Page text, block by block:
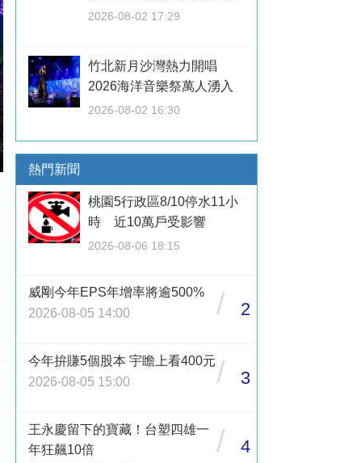
2026-08-02 17:29
竹北新月沙灣熱力開唱
2026海洋音樂祭萬人湧入
2026-08-02 16:30
熱門新聞
桃園5行政區8/10停水11小
時 近10萬戶受影響
2026-08-06 18:15
威剛今年EPS年增率將逾500%
2026-08-05 14:00
/ 2
今年拚賺5個股本 宇瞻上看400元
2026-08-05 15:00
/ 3
王永慶留下的寶藏！台塑四雄一
年狂飆10倍
/ 4